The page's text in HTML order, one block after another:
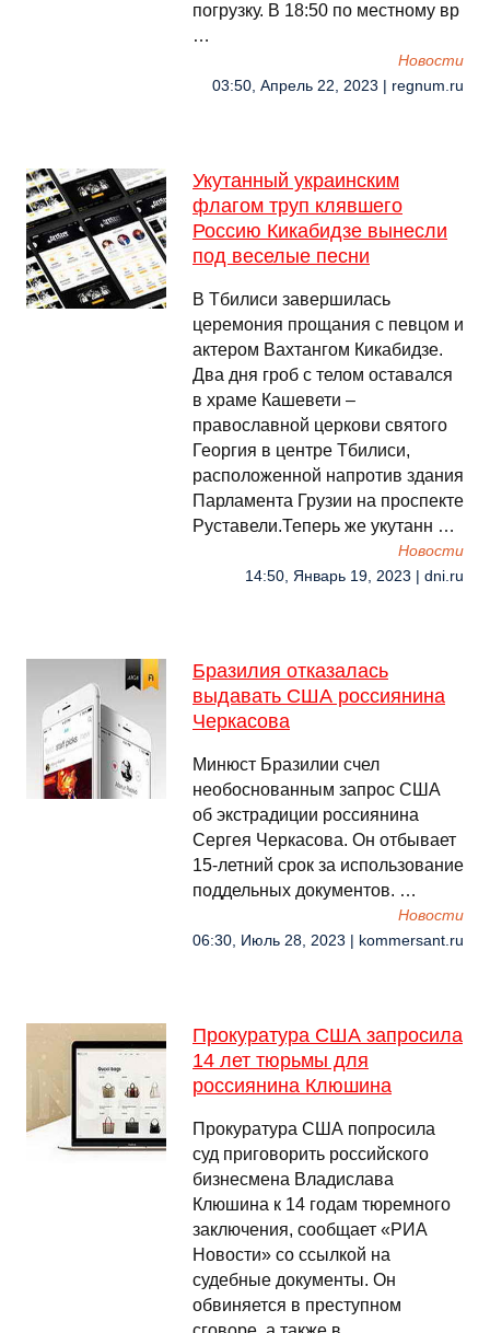
погрузку. В 18:50 по местному вр
…
Новости
03:50, Апрель 22, 2023 | regnum.ru
Укутанный украинским
флагом труп клявшего
Россию Кикабидзе вынесли
под веселые песни
В Тбилиси завершилась
церемония прощания с певцом и
актером Вахтангом Кикабидзе.
Два дня гроб с телом оставался
в храме Кашевети –
православной церкови святого
Георгия в центре Тбилиси,
расположенной напротив здания
Парламента Грузии на проспекте
Руставели.Теперь же укутанн …
Новости
14:50, Январь 19, 2023 | dni.ru
Бразилия отказалась
выдавать США россиянина
Черкасова
Минюст Бразилии счел
необоснованным запрос США
об экстрадиции россиянина
Сергея Черкасова. Он отбывает
15-летний срок за использование
поддельных документов. …
Новости
06:30, Июль 28, 2023 | kommersant.ru
Прокуратура США запросила
14 лет тюрьмы для
россиянина Клюшина
Прокуратура США попросила
суд приговорить российского
бизнесмена Владислава
Клюшина к 14 годам тюремного
заключения, сообщает «РИА
Новости» со ссылкой на
судебные документы. Он
обвиняется в преступном